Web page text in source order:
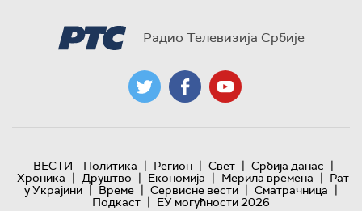
Радио Телевизија Србије
ВЕСТИ Политика | Регион | Свет | Србија данас |
Хроника | Друштво | Економија | Мерила времена | Рат
у Украјини | Време | Сервисне вести | Сматрачница |
Подкаст | ЕУ могућности 2026